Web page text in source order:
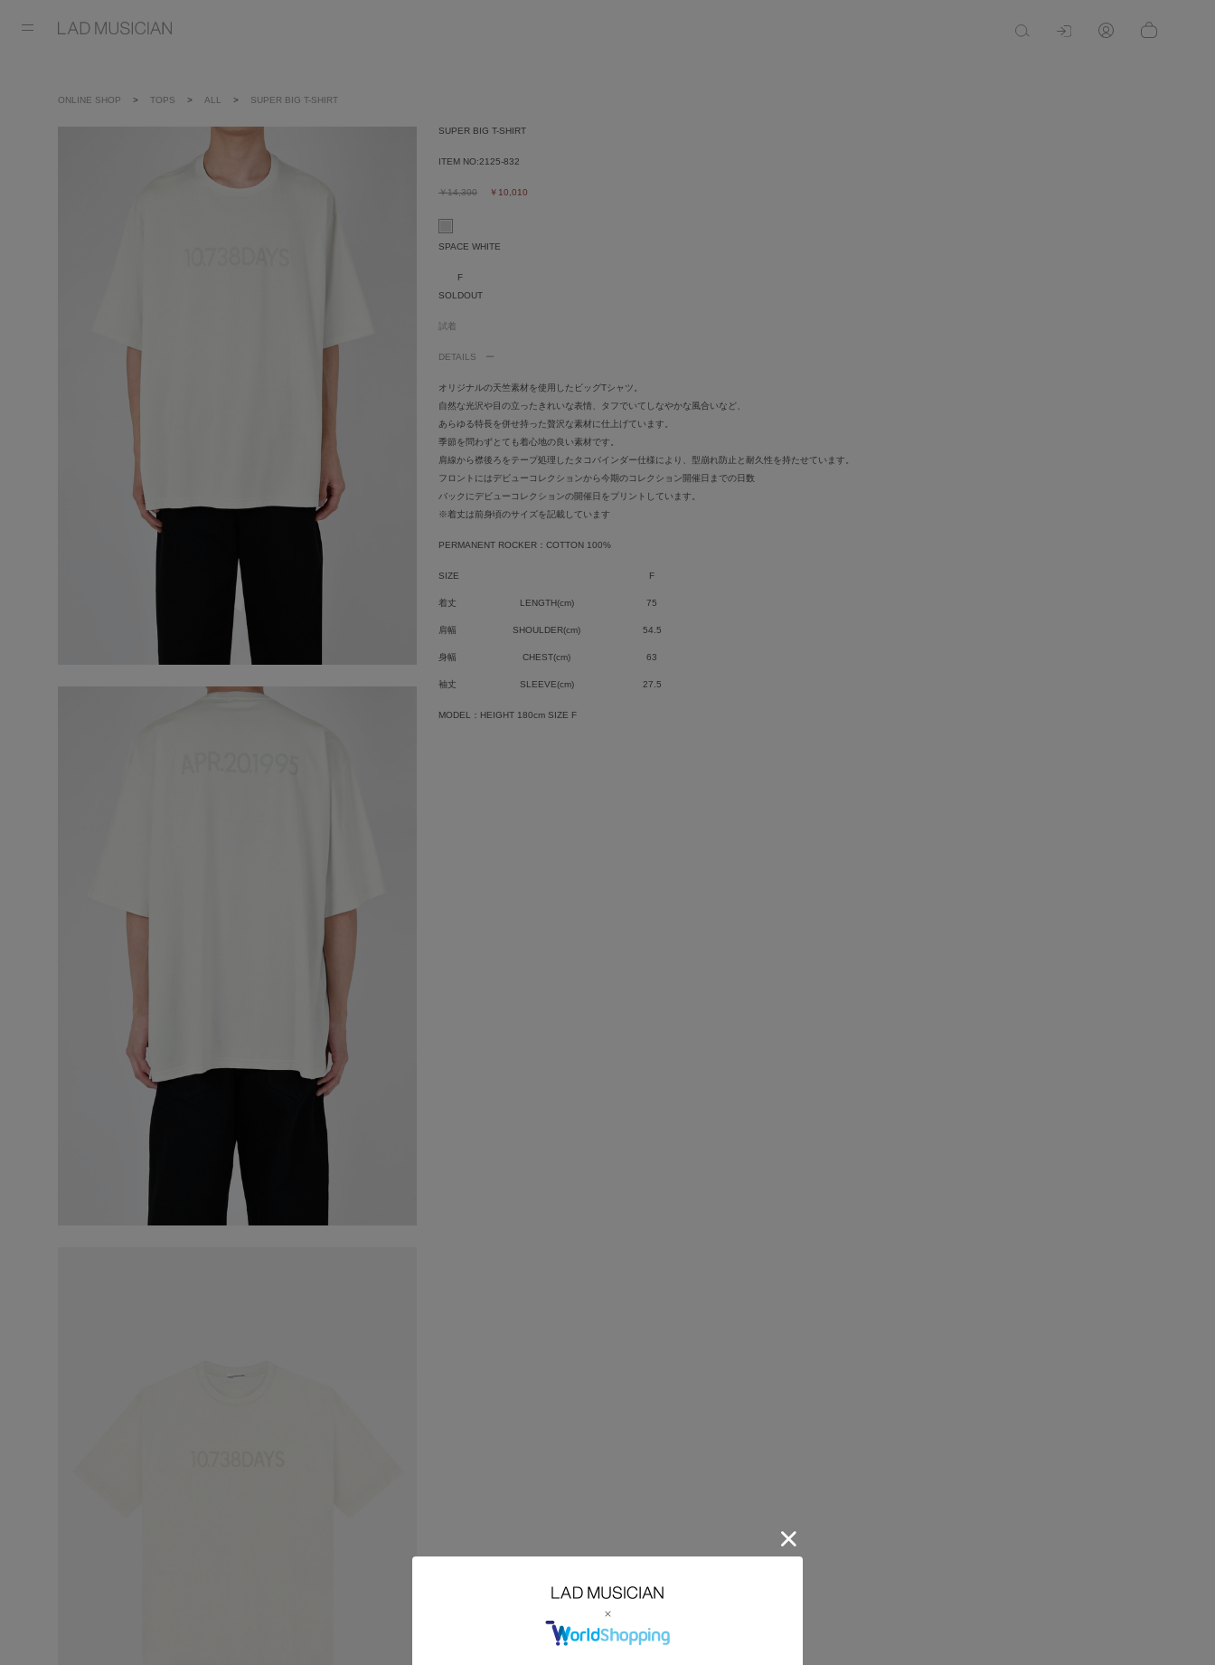
ONLINE SHOP TOPS ALL SUPER BIG T-SHIRT
SUPER BIG T-SHIRT
ITEM NO:2125-832
￥14,300 ￥10,010
SPACE WHITE
F
SOLDOUT
試着
DETAILS
オリジナルの天竺素材を使用したビッグTシャツ。
自然な光沢や目の立ったきれいな表情、タフでいてしなやかな風合いなど、
あらゆる特長を併せ持った贅沢な素材に仕上げています。
季節を問わずとても着心地の良い素材です。
肩線から襟後ろをテープ処理したタコバインダー仕様により、型崩れ防止と耐久性を持たせています。
フロントにはデビューコレクションから今期のコレクション開催日までの日数
バックにデビューコレクションの開催日をプリントしています。
※着丈は前身頃のサイズを記載しています
PERMANENT ROCKER：COTTON 100%
SIZE F
着丈 LENGTH(cm) 75
肩幅 SHOULDER(cm) 54.5
身幅 CHEST(cm) 63
袖丈 SLEEVE(cm) 27.5
MODEL：HEIGHT 180cm SIZE F